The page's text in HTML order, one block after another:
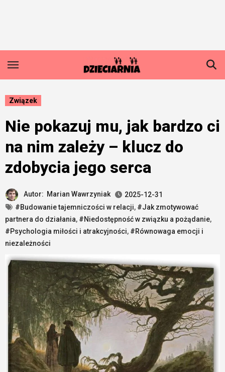
Związek
Nie pokazuj mu, jak bardzo ci
na nim zależy – klucz do
zdobycia jego serca
Autor: Marian Wawrzyniak
2025-12-31
#Budowanie tajemniczości w relacji, #Jak zmotywować
partnera do działania, #Niedostępność w związku a pożądanie,
#Psychologia miłości i atrakcyjności, #Równowaga emocji i
niezależności